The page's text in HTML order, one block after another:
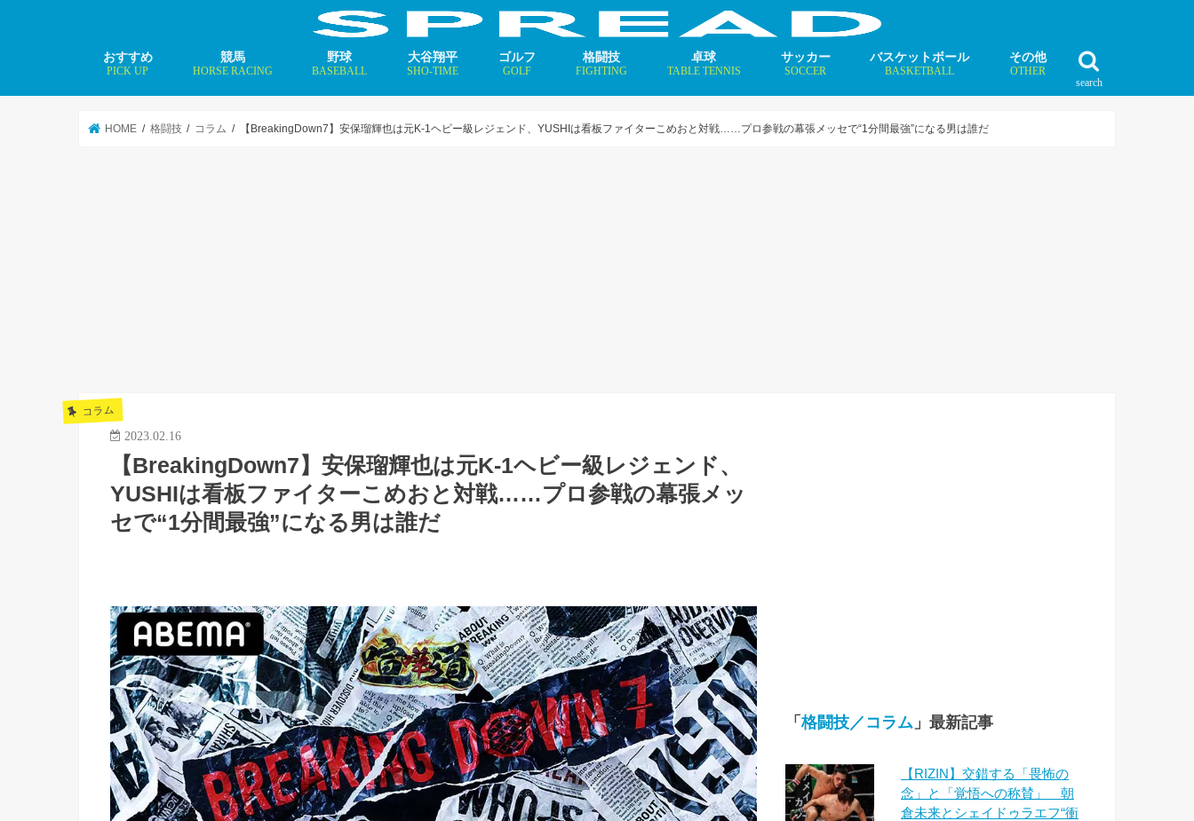
search
おすすめ
PICK UP
競馬
HORSE RACING
野球
BASEBALL
大谷翔平
SHO-TIME
ゴルフ
GOLF
格闘技
FIGHTING
卓球
TABLE TENNIS
サッカー
SOCCER
バスケットボール
BASKETBALL
その他
OTHER
HOME 格闘技 コラム 【BreakingDown7】安保瑠輝也は元K-1ヘビー級レジェンド、YUSHIは看板ファイターこめおと対戦……プロ参戦の幕張メッセで“1分間最強”になる男は誰だ
コラム
2023.02.16
【BreakingDown7】安保瑠輝也は元K-1ヘビー級レジェンド、
YUSHIは看板ファイターこめおと対戦……プロ参戦の幕張メッ
セで“1分間最強”になる男は誰だ
「格闘技／コラム 」最新記事
【RIZIN】交錯する「畏怖の
念」と「覚悟への称賛」 朝
倉未来とシェイドゥラエフ“衝